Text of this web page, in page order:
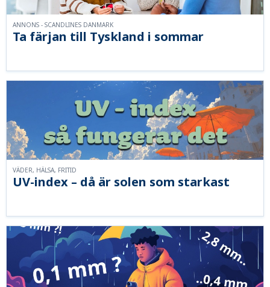
Ta färjan till Tyskland i sommar
ANNONS - SCANDLINES DANMARK
UV-index – då är solen som starkast
VÄDER, HÄLSA, FRITID